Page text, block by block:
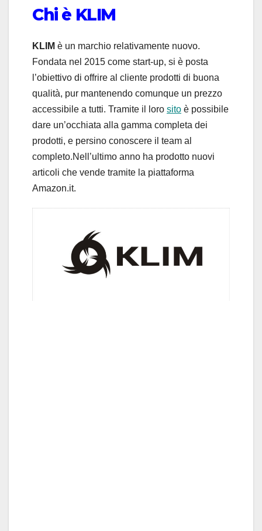
Chi è KLIM
KLIM è un marchio relativamente nuovo.
Fondata nel 2015 come start-up, si è posta
l’obiettivo di offrire al cliente prodotti di buona
qualità, pur mantenendo comunque un prezzo
accessibile a tutti. Tramite il loro sito è possibile
dare un’occhiata alla gamma completa dei
prodotti, e persino conoscere il team al
completo.Nell’ultimo anno ha prodotto nuovi
articoli che vende tramite la piattaforma
Amazon.it.